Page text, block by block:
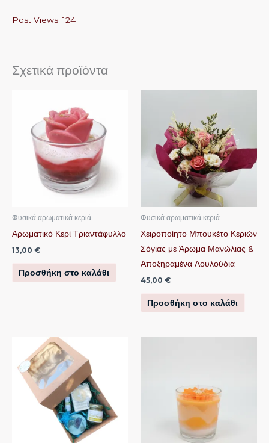
Post Views: 124
Σχετικά προϊόντα
Φυσικά αρωματικά κεριά
Αρωματικό Κερί Τριαντάφυλλο
13,00 €
Προσθήκη στο καλάθι
Φυσικά αρωματικά κεριά
Χειροποίητο Μπουκέτο Κεριών
Σόγιας με Άρωμα Μανώλιας &
Αποξηραμένα Λουλούδια
45,00 €
Προσθήκη στο καλάθι